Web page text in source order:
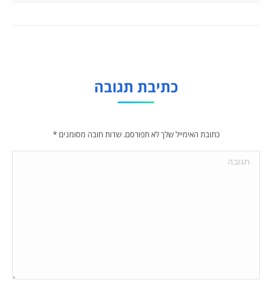
כתיבת תגובה
כתובת האימייל שלך לא תפורסם. שדות חובה מסומנים*
תגובה